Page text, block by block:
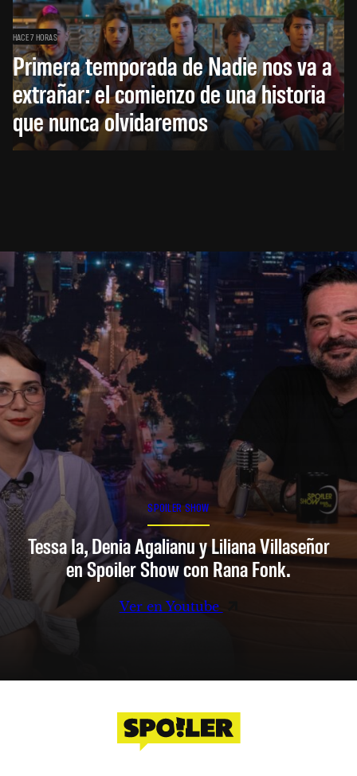
HACE 7 HORAS
Primera temporada de Nadie nos va a
extrañar: el comienzo de una historia
que nunca olvidaremos
SPOILER SHOW
Tessa Ia, Denia Agalianu y Liliana Villaseñor
en Spoiler Show con Rana Fonk.
Ver en Youtube